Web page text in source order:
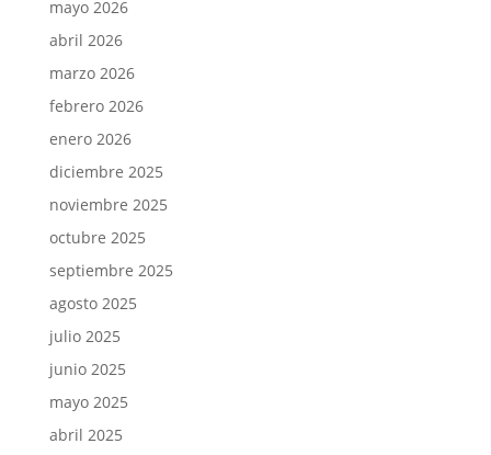
mayo 2026
abril 2026
marzo 2026
febrero 2026
enero 2026
diciembre 2025
noviembre 2025
octubre 2025
septiembre 2025
agosto 2025
julio 2025
junio 2025
mayo 2025
abril 2025